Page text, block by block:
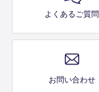
よくあるご質問
お問い合わせ